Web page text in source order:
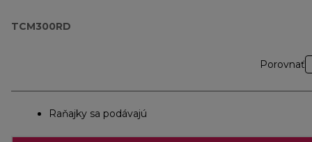
TCM300RD
Porovnať
Raňajky sa podávajú